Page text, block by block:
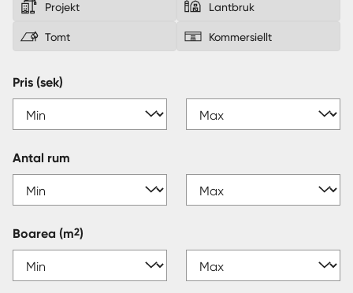
Projekt Lantbruk
Tomt Kommersiellt
Pris (sek)
Antal rum
Boarea (m2)